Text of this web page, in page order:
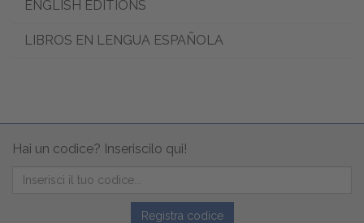
ENGLISH EDITIONS
LIBROS EN LENGUA ESPAÑOLA
Hai un codice? Inseriscilo qui!
Registra codice